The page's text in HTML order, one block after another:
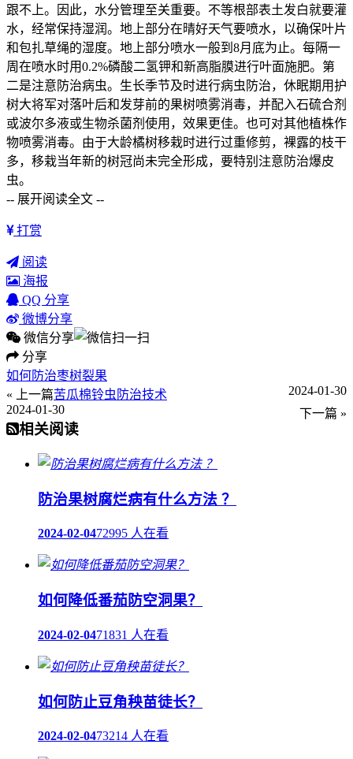
跟不上。因此，水分管理至关重要。不等根部表土发白就要灌
水，经常保持湿润。地上部分在晴好天气要喷水，以确保叶片
和包扎草绳的湿度。地上部分喷水一般到8月底为止。每隔一
周在喷水时用0.2%磷酸二氢钾和新高脂膜进行叶面施肥。第
二是注意防治病虫。生长季节及时进行病虫防治，休眠期用护
树大将军对落叶后和发芽前的果树喷雾消毒，并配入石硫合剂
或波尔多液或生物杀菌剂使用，效果更佳。也可对其他植株作
物喷雾消毒。由于大龄橘树移栽时进行过重修剪，裸露的枝干
多，移栽当年新的树冠尚未完全形成，要特别注意防治爆皮
虫。
-- 展开阅读全文 --
打赏
阅读
海报
QQ 分享
微博分享
微信分享
分享
如何防治枣树裂果
« 上一篇
2024-01-30
苦瓜棉铃虫防治技术
下一篇 »
2024-01-30
相关阅读
防治果树腐烂病有什么方法 ？
2024-02-0472995 人在看
如何降低番茄防空洞果？
2024-02-0471831 人在看
如何防止豆角秧苗徒长？
2024-02-0473214 人在看